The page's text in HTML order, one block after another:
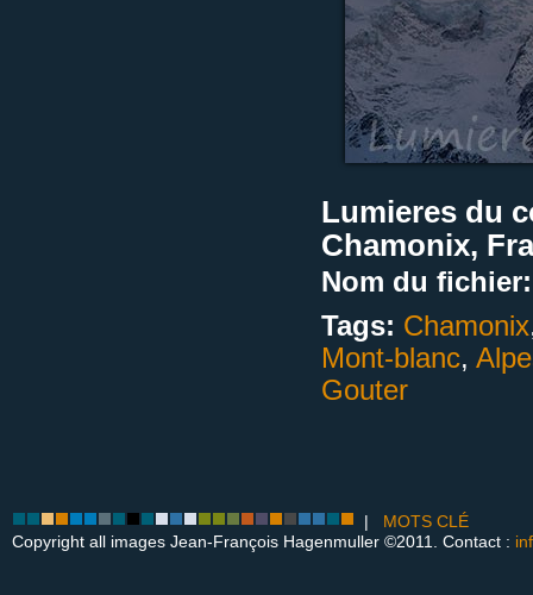
Lumieres du
Chamonix,
Nom du fichier:
Tags: Chamonix
Mont-blanc,
Gouter
| MOTS CLÉ
Copyright all images Jean-François Hagenmuller ©2011. Contact :